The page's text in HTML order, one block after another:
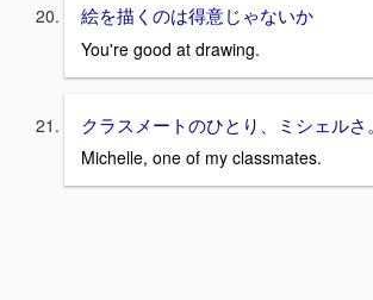
絵を描くのは得意じゃないか
You're good at drawing.
クラスメートのひとり、ミシェルさ。
Michelle, one of my classmates.